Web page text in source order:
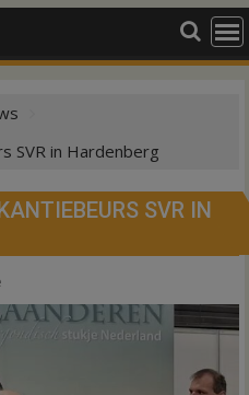
SVR in Hardenberg
SVR IN